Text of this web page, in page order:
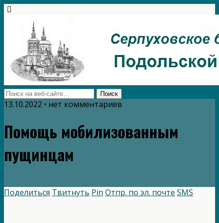
13.10.2022 • нет комментариев
Помощь мобилизованным
пущинцам
Поделиться Твитнуть Pin Отпр. по эл. почте SMS